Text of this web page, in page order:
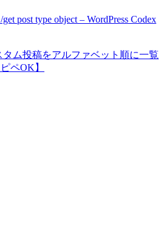
post type object – WordPress Codex
タム投稿をアルファベット順に一覧
ペOK】